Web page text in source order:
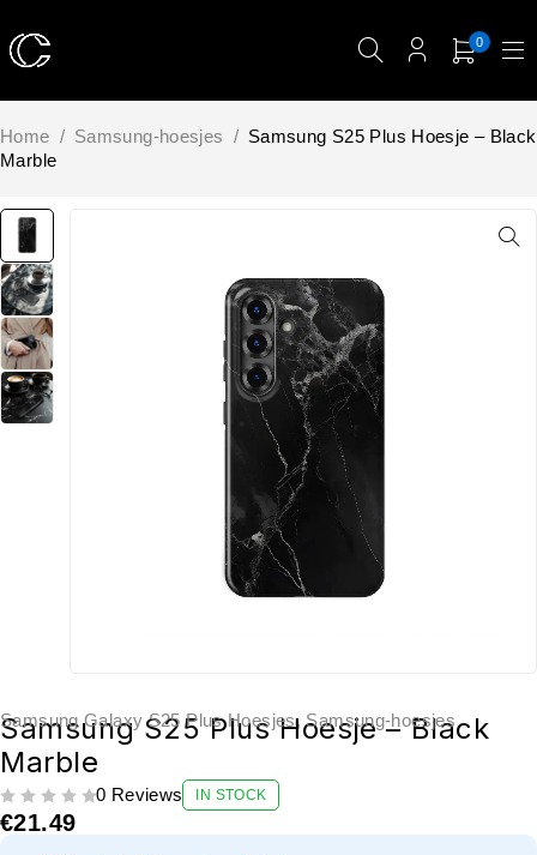
0
Home / Samsung-hoesjes / Samsung S25 Plus Hoesje – Black
Marble
Samsung Galaxy S25 Plus Hoesjes,Samsung-hoesjes
Samsung S25 Plus Hoesje – Black
Marble
0 Reviews IN STOCK
€21.49